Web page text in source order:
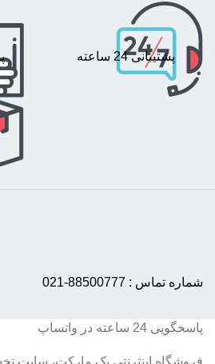
پشتیبانی 24 ساعته
شماره تماس : 88500777-021
پاسخگویی 24 ساعته در واتساپ
فروشگاه اینترنتی پک مارکت، سایت